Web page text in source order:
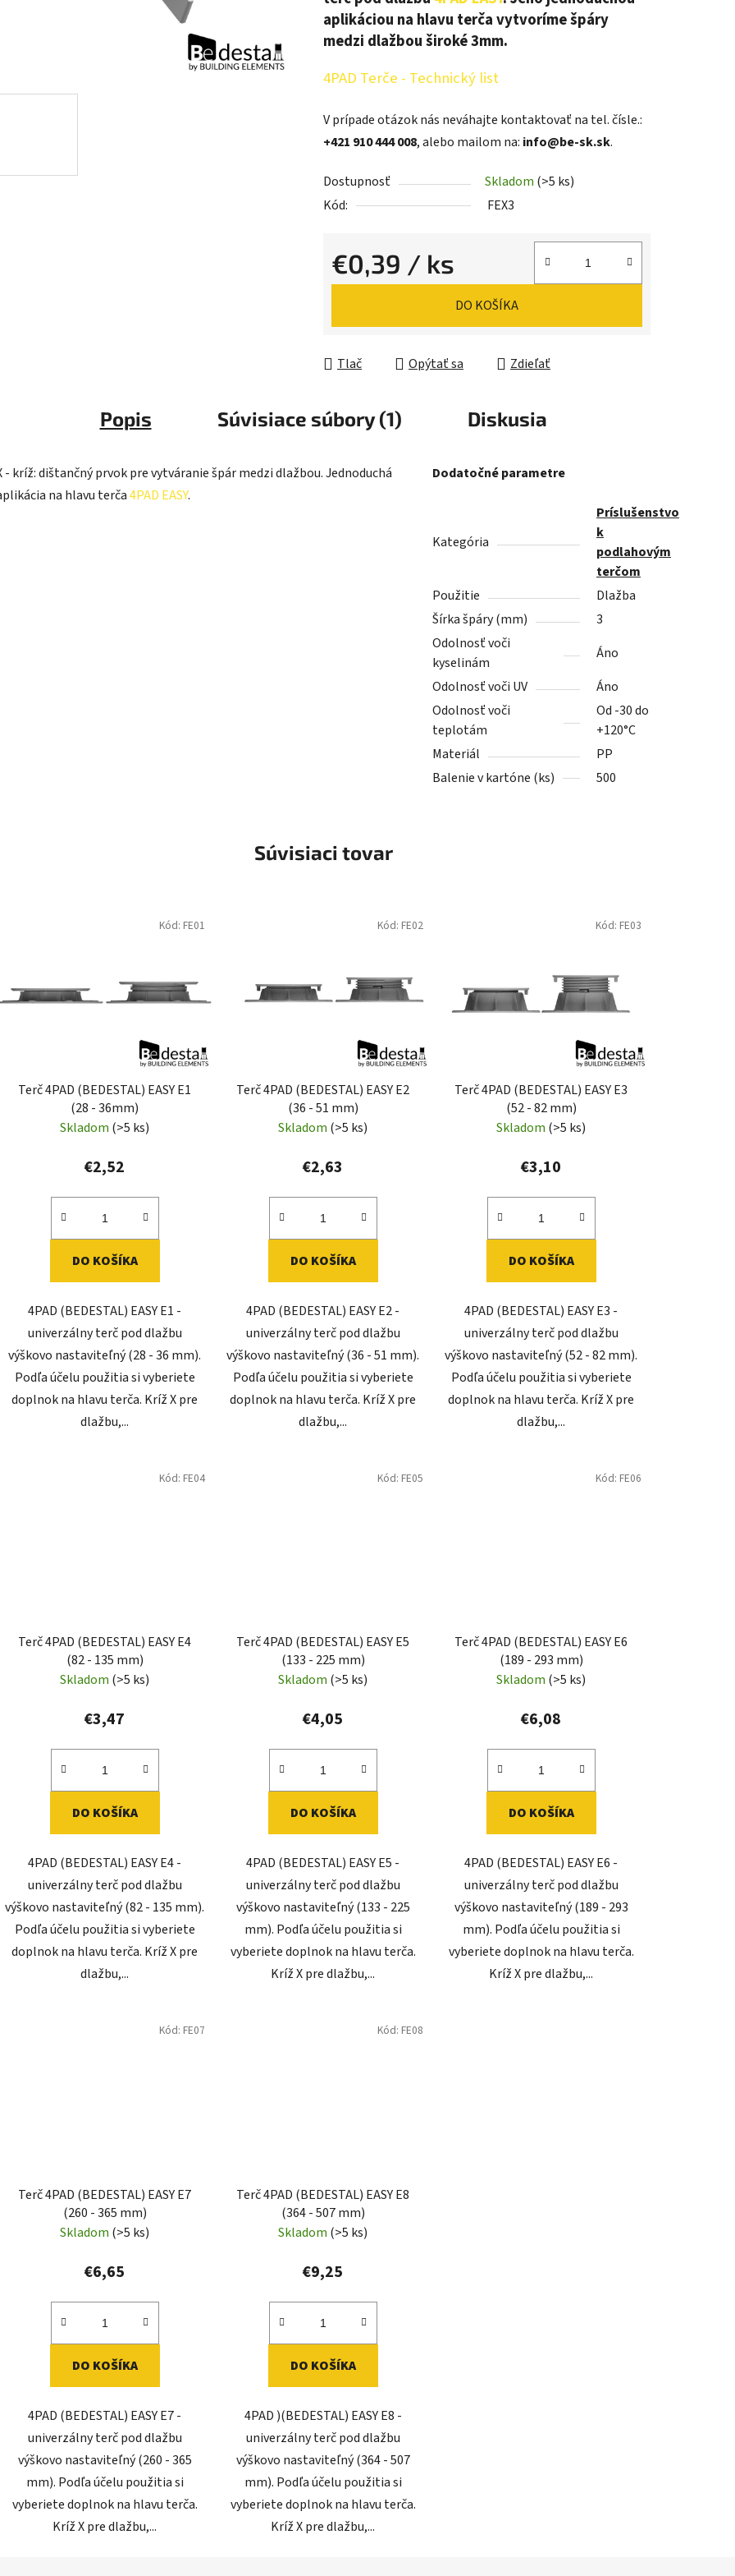
aplikáciou na hlavu terča vytvoríme špáry
medzi dlažbou široké 3mm.
4PAD Terče - Technický list
V prípade otázok nás neváhajte kontaktovať na tel. čísle.:
+421 910 444 008, alebo mailom na: info@be-sk.sk.
Dostupnosť Skladom (>5 ks)
Kód:
FEX3
€0,39 / ks
Jednotková cena:
DO KOŠÍKA
Tlač Opýtať sa Zdieľať
Popis Súvisiace súbory (1) Diskusia
- kríž: dištančný prvok pre vytváranie špár medzi dlažbou. Jednoduchá
na hlavu terča4PAD EASY.
Dodatočné parametre
Kategória
Príslušenstvo
k
podlahovým
terčom
Použitie
Dlažba
Šírka špáry (mm)
3
Odolnosť voči
kyselinám
Áno
Odolnosť voči UV
Áno
Odolnosť voči
teplotám
Od -30 do
+120°C
Materiál
PP
Balenie v kartóne (ks)
500
Súvisiaci tovar
Terč 4PAD (BEDESTAL) EASY E1
(28 - 36mm)
Skladom (>5 ks)
€2,52
DO KOŠÍKA
4PAD (BEDESTAL) EASY E1 -
univerzálny terč pod dlažbu
výškovo nastaviteľný (28 - 36 mm).
Podľa účelu použitia si vyberiete
doplnok na hlavu terča. Kríž X pre
dlažbu,...
Kód: FE01
Terč 4PAD (BEDESTAL) EASY E2
(36 - 51 mm)
Skladom (>5 ks)
€2,63
DO KOŠÍKA
4PAD (BEDESTAL) EASY E2 -
univerzálny terč pod dlažbu
výškovo nastaviteľný (36 - 51 mm).
Podľa účelu použitia si vyberiete
doplnok na hlavu terča. Kríž X pre
dlažbu,...
Kód: FE02
Terč 4PAD (BEDESTAL) EASY E3
(52 - 82 mm)
Skladom (>5 ks)
€3,10
DO KOŠÍKA
4PAD (BEDESTAL) EASY E3 -
univerzálny terč pod dlažbu
výškovo nastaviteľný (52 - 82 mm).
Podľa účelu použitia si vyberiete
doplnok na hlavu terča. Kríž X pre
dlažbu,...
Kód: FE03
Terč 4PAD (BEDESTAL) EASY E4
(82 - 135 mm)
Skladom (>5 ks)
€3,47
DO KOŠÍKA
4PAD (BEDESTAL) EASY E4 -
univerzálny terč pod dlažbu
výškovo nastaviteľný (82 - 135 mm).
Podľa účelu použitia si vyberiete
doplnok na hlavu terča. Kríž X pre
dlažbu,...
Kód: FE04
Terč 4PAD (BEDESTAL) EASY E5
(133 - 225 mm)
Skladom (>5 ks)
€4,05
DO KOŠÍKA
4PAD (BEDESTAL) EASY E5 -
univerzálny terč pod dlažbu
výškovo nastaviteľný (133 - 225
mm). Podľa účelu použitia si
vyberiete doplnok na hlavu terča.
Kríž X pre dlažbu,...
Kód: FE05
Terč 4PAD (BEDESTAL) EASY E6
(189 - 293 mm)
Skladom (>5 ks)
€6,08
DO KOŠÍKA
4PAD (BEDESTAL) EASY E6 -
univerzálny terč pod dlažbu
výškovo nastaviteľný (189 - 293
mm). Podľa účelu použitia si
vyberiete doplnok na hlavu terča.
Kríž X pre dlažbu,...
Kód: FE06
Terč 4PAD (BEDESTAL) EASY E7
(260 - 365 mm)
Skladom (>5 ks)
€6,65
DO KOŠÍKA
4PAD (BEDESTAL) EASY E7 -
univerzálny terč pod dlažbu
výškovo nastaviteľný (260 - 365
mm). Podľa účelu použitia si
vyberiete doplnok na hlavu terča.
Kríž X pre dlažbu,...
Kód: FE07
Terč 4PAD (BEDESTAL) EASY E8
(364 - 507 mm)
Skladom (>5 ks)
€9,25
DO KOŠÍKA
4PAD )(BEDESTAL) EASY E8 -
univerzálny terč pod dlažbu
výškovo nastaviteľný (364 - 507
mm). Podľa účelu použitia si
vyberiete doplnok na hlavu terča.
Kríž X pre dlažbu,...
Kód: FE08